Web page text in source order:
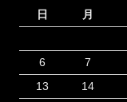
日 月
6
7
13
14